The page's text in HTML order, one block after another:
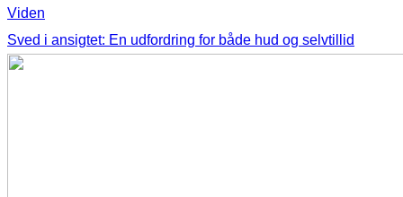
Viden
Sved i ansigtet: En udfordring for både hud og selvtillid